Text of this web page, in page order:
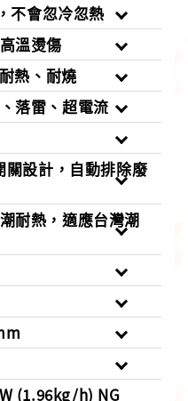
不會忽冷忽熱
溫燙傷
熱、耐燒
落雷、超電流
關設計，自動排除廢
耐熱，適應台灣潮
(1.96kg/h) NG